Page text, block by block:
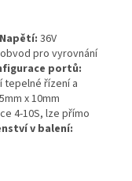
Napětí: 36V
pro vyrovnání
portů:
tepelné řízení a
x 10mm
4-10S, lze přímo
v balení: